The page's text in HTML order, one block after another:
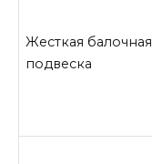
Жесткая балочная
подвеска